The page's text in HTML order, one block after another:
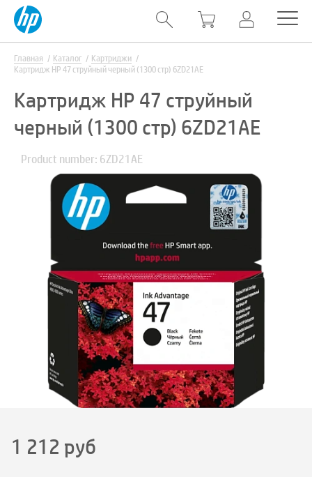
Главная Каталог
Картриджи
Картридж HP 47 струйный черный (1300 стр) 6ZD21AE
Картридж HP 47 струйный
черный (1300 стр) 6ZD21AE
Product number: 6ZD21AE
1 212 руб